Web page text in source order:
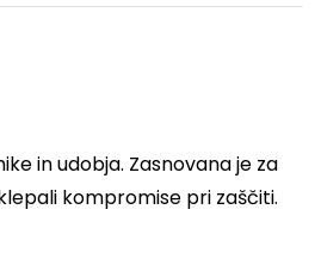
in udobja. Zasnovana je za
kompromise pri zaščiti.